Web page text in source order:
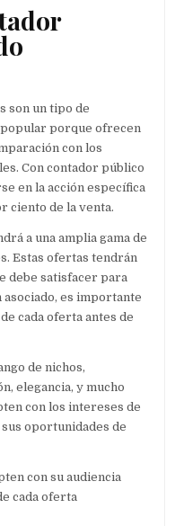
son un tipo de
porque ofrecen
con los
Con contador público
en la acción específica
ciento de la venta.
a una amplia gama de
Estas ofertas tendrán
debe satisfacer para
asociado, es importante
cada oferta antes de
de nichos,
elegancia, y mucho
con los intereses de
oportunidades de
con su audiencia
cada oferta